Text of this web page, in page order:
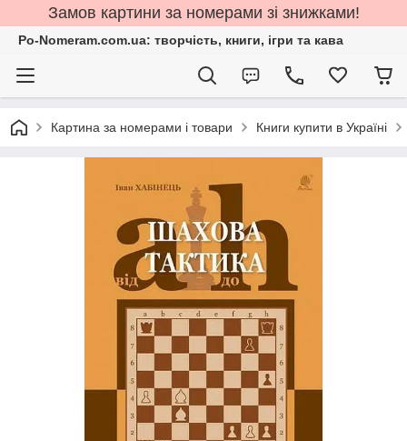
Замов картини за номерами зі знижками!
Po-Nomeram.com.ua: творчість, книги, ігри та кава
Картина за номерами і товари Книги купити в Україні